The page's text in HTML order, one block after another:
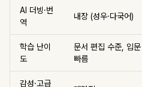
AI 더빙·번
역
내장 (성우·다국어)
학습 난이
도
문서 편집 수준, 입문
빠름
감성·고급